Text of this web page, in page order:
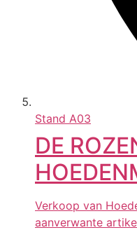
Stand A03
DE
Verkoop van
aanverwante